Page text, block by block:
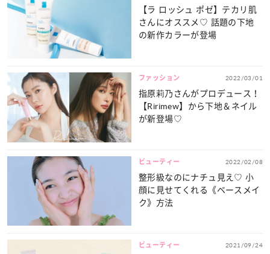
【ラ ロッシュ ポゼ】テカリ肌
さんにオススメ♡ 話題の下地
の新作カラーが登場
ファッション 2022/03/01
指原莉乃さんがプロデュース！
【Ririmew】から下地＆ネイル
が新登場♡
ビューティー 2022/02/08
整形級なのにナチュ見え♡ 小
顔に見せてくれる《ベースメイ
ク》方法
ビューティー 2021/09/24